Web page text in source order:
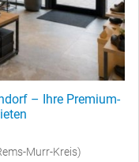
– Ihre Premium-
Murr-Kreis)